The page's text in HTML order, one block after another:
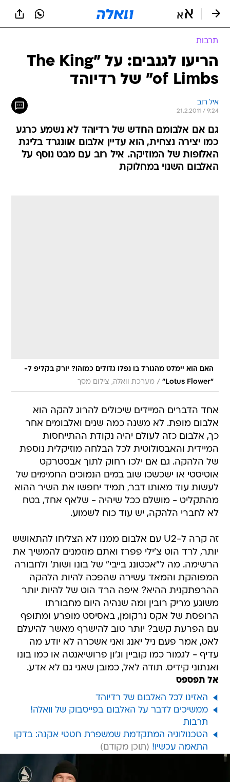
תרבות
הריעו לגנבים: על "The King
of Limbs" של רדיוהד
איל רוב
21.2.2011 / 9:24
גם אם אלבומם החדש של רדיוהד לא נשמע כרגע
כמו יצירה נצחית, הוא עדיין אלבום אוונגרד בליגת
האלופות של המוזיקה. איל רוב עם מבט נוסף על
האלבום השנוי במחלוקת
האם הוא יימלט מהגורל בו נפלו גדולים כמוהו? יורק בקליפ ל-
"Lotus Flower"
/ מערכת וואלה, צילום מסך
אחד הדברים המיידים שיכולים להרוג להקה הוא
אלבום מופת. לא משנה כמה שנים ואלבומים אחר
כך, אלבום כזה לעולם יהיה נקודת ההתייחסות
המיידית והאבסולוטית לכל הבלחה מוזיקלית נוספת
של הלהקה. גם אם ילכו רחוק לתוך אבסטרקט
אוטיסטי או ישכשכו שוב במים הנמוכים החמימים של
לעשות עוד מאותו דבר, תמיד יחפשו את השיר ההוא
מהתקליט - מושלם ככל שיהיה - שלאף אחד, בטח
לא לחברי הלהקה, יש עוד כוח לשמוע.
זה קרה ל-U2 עם אלבום ממנו לא הצליחו להתאושש
יותר, לרד הוט צ'ילי פפרז ואתם מוזמנים להמשיך את
הרשימה. מה ל"אכטונג בייבי" של בונו ושות' ולחבורה
המפוהקת והמאד עשירה שהפכה להיות הלהקה
ההרפתקנית ההיא? איפה הרד הוט של להיות יותר
משוגע מריק רובין ומה שנהיה היום מחבורתו
הרופסת של אקס נרקומן, באסיסט מופרע ומתופף
עם הפרעת קשב? יותר טוב להישרף מאשר להיעלם
לאט, אמר פעם ניל יאנג ואני אשכרה לא יודע מה
עדיף - לגמור כמו קוביין וג'ון פרושיאנטה או כמו בונו
ואנתוני קידיס. תודה לאל, כמובן שאני גם לא אדע.
אל תפספס
האזינו לכל האלבום של רדיוהד
ממשיכים לדבר על האלבום בפייסבוק של וואלה!
תרבות
הטכנולוגיה המתקדמת שמשפרת חטטי אקנה: בדקו
התאמה עכשיו!